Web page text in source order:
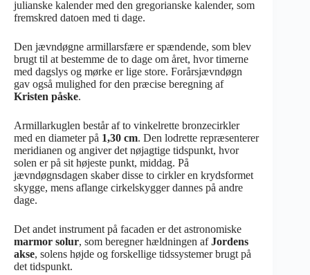
julianske kalender med den gregorianske kalender, som
fremskred datoen med ti dage.
Den jævndøgne armillarsfære er spændende, som blev
brugt til at bestemme de to dage om året, hvor timerne
med dagslys og mørke er lige store. Forårsjævndøgn
gav også mulighed for den præcise beregning af
Kristen påske.
Armillarkuglen består af to vinkelrette bronzecirkler
med en diameter på 1,30 cm. Den lodrette repræsenterer
meridianen og angiver det nøjagtige tidspunkt, hvor
solen er på sit højeste punkt, middag. På
jævndøgnsdagen skaber disse to cirkler en krydsformet
skygge, mens aflange cirkelskygger dannes på andre
dage.
Det andet instrument på facaden er det astronomiske
marmor solur, som beregner hældningen afJordens
akse, solens højde og forskellige tidssystemer brugt på
det tidspunkt.